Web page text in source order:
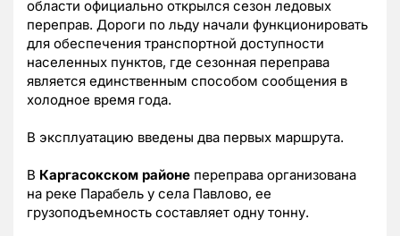
области официально открылся сезон ледовых
переправ. Дороги по льду начали функционировать
для обеспечения транспортной доступности
населенных пунктов, где сезонная переправа
является единственным способом сообщения в
холодное время года.
В эксплуатацию введены два первых маршрута.
В Каргасокском районе переправа организована
на реке Парабель у села Павлово, ее
грузоподъемность составляет одну тонну.